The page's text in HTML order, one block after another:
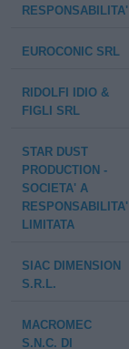
RESPONSABILITA'
EUROCONIC SRL
RIDOLFI IDIO &
FIGLI SRL
STAR DUST
PRODUCTION -
SOCIETA' A
RESPONSABILITA'
LIMITATA
SIAC DIMENSION
S.R.L.
MACROMEC
S.N.C. DI